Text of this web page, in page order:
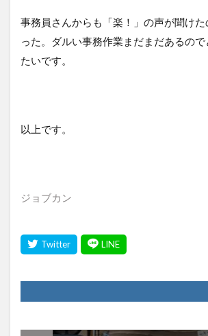
事務員さんからも「楽！」の声が聞け
った。ダルい事務作業まだまだあるの
たいです。
以上です。
ジョブカン